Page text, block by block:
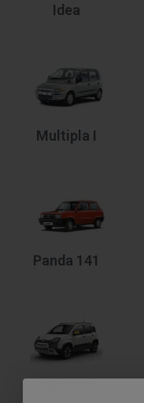
Idea
Multipla I
Panda 141